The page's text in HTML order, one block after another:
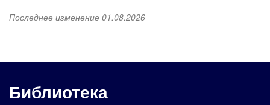
Последнее изменение 01.08.2026
Библиотека